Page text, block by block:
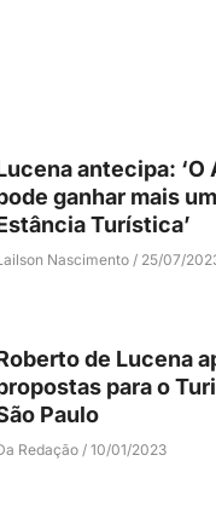
antecipa: ‘O
ganhar mais
Turística’
Nascimento 25/07/
de Lucena
para o
Paulo
Redação 10/01/2023